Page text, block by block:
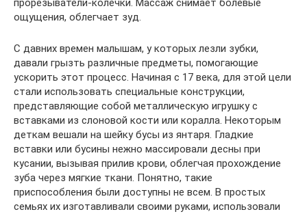
прорезыватели-колечки. Массаж снимает болевые
ощущения, облегчает зуд.
С давних времен малышам, у которых лезли зубки,
давали грызть различные предметы, помогающие
ускорить этот процесс. Начиная с 17 века, для этой цели
стали использовать специальные конструкции,
представляющие собой металлическую игрушку с
вставками из слоновой кости или коралла. Некоторым
деткам вешали на шейку бусы из янтаря. Гладкие
вставки или бусины нежно массировали десны при
кусании, вызывая прилив крови, облегчая прохождение
зуба через мягкие ткани. Понятно, такие
приспособления были доступны не всем. В простых
семьях их изготавливали своими руками, использовали